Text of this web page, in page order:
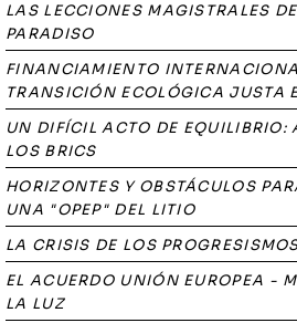
LAS LECCIONES MAGISTRALES
PARADISO
FINANCIAMIENTO
TRANSICIÓN ECOLÓGICA JUSTA
UN DIFÍCIL ACTO DE EQUILIBRIO:
LOS BRICS
HORIZONTES Y OBSTÁCULOS
UNA "OPEP" DEL LITIO
LA CRISIS DE LOS
EL ACUERDO UNIÓN EUROPEA -
LA LUZ